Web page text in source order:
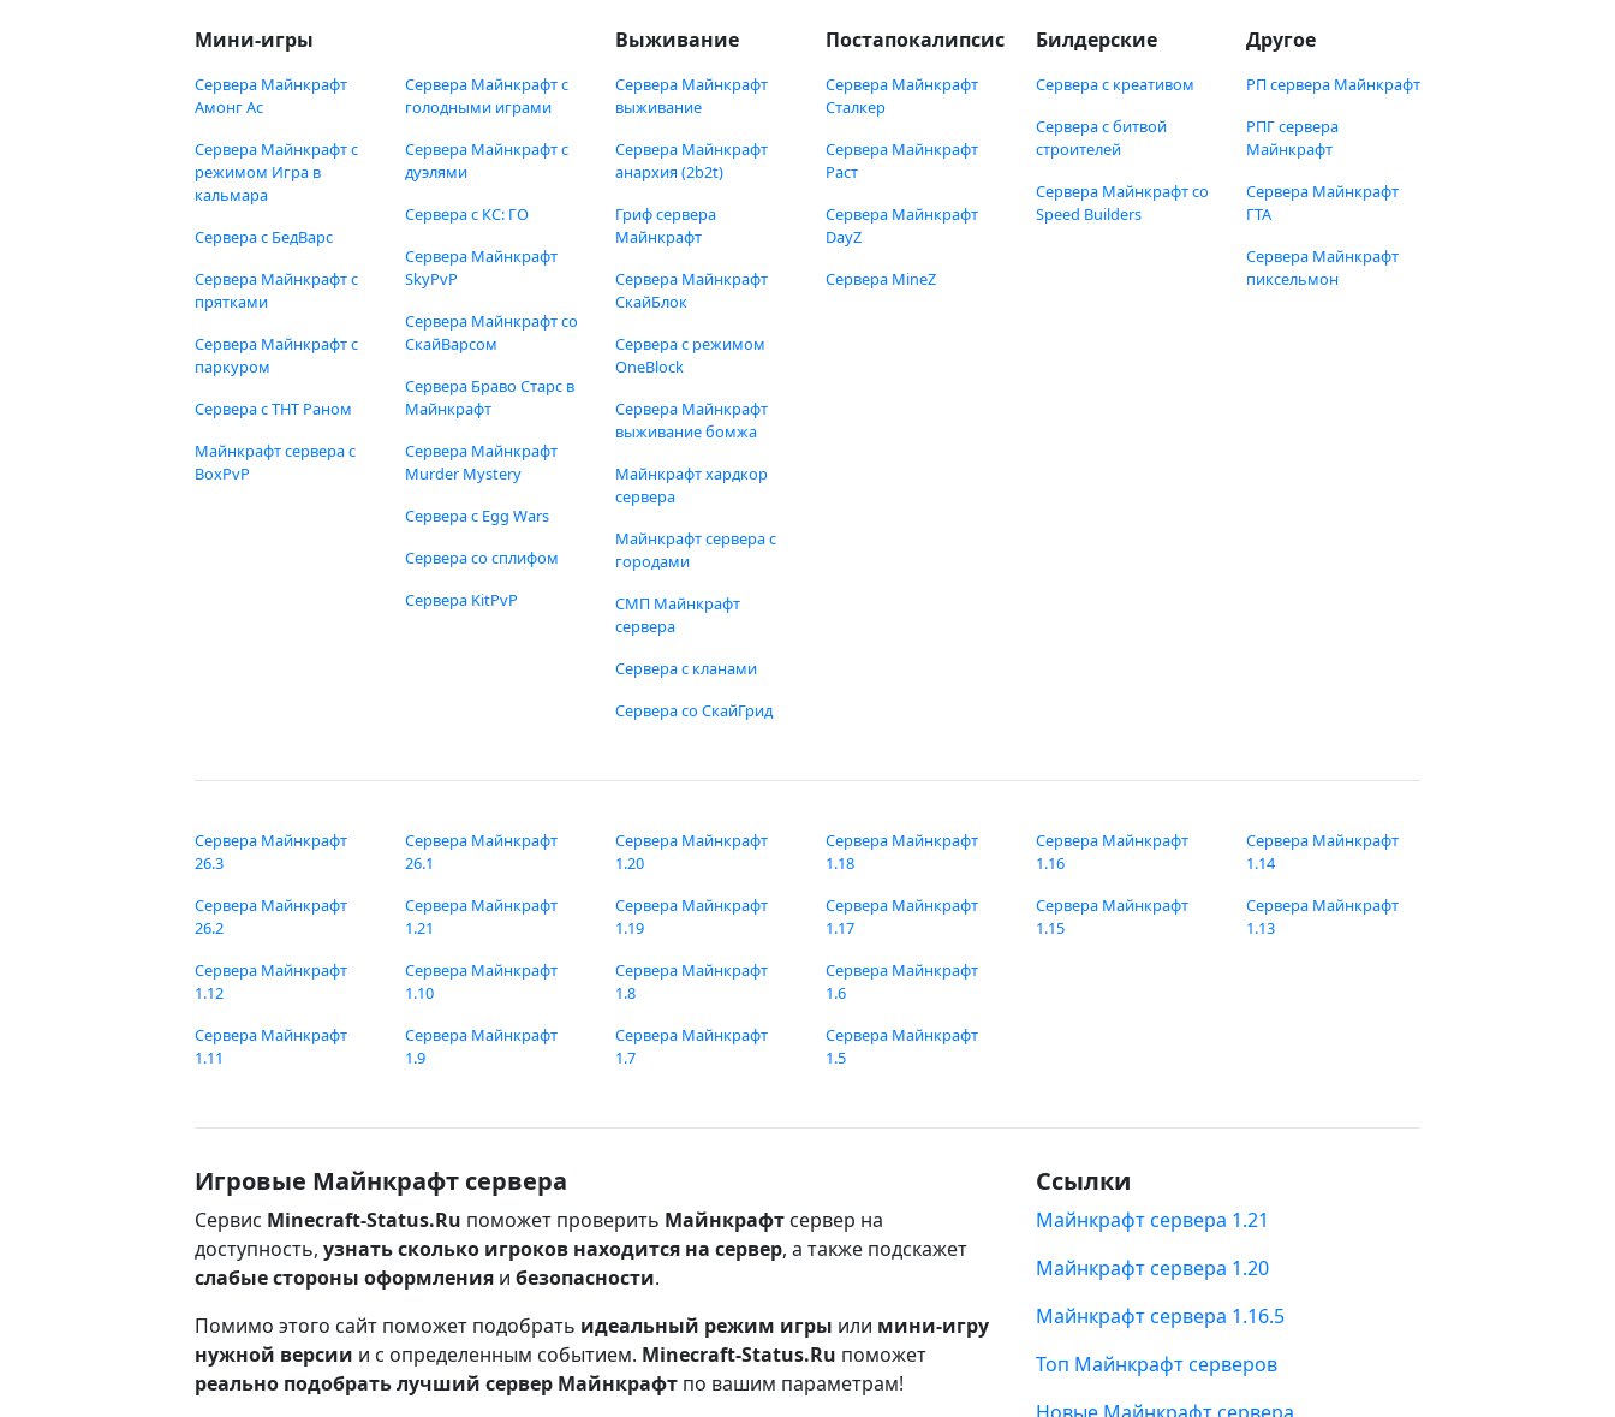
Мини-игры
Сервера Майнкрафт
Амонг Ас
Сервера Майнкрафт с
режимом Игра в
кальмара
Сервера с БедВарс
Сервера Майнкрафт с
прятками
Сервера Майнкрафт с
паркуром
Сервера с ТНТ Раном
Майнкрафт сервера с
BoxPvP
Сервера Майнкрафт с
голодными играми
Сервера Майнкрафт с
дуэлями
Сервера с КС: ГО
Сервера Майнкрафт
SkyPvP
Сервера Майнкрафт со
СкайВарсом
Сервера Браво Старс в
Майнкрафт
Сервера Майнкрафт
Murder Mystery
Сервера с Egg Wars
Сервера со сплифом
Сервера KitPvP
Выживание
Сервера Майнкрафт
выживание
Сервера Майнкрафт
анархия (2b2t)
Гриф сервера
Майнкрафт
Сервера Майнкрафт
СкайБлок
Сервера с режимом
OneBlock
Сервера Майнкрафт
выживание бомжа
Майнкрафт хардкор
сервера
Майнкрафт сервера с
городами
СМП Майнкрафт
сервера
Сервера с кланами
Сервера со СкайГрид
Постапокалипсис
Сервера Майнкрафт
Сталкер
Сервера Майнкрафт
Раст
Сервера Майнкрафт
DayZ
Сервера MineZ
Билдерские
Сервера с креативом
Сервера с битвой
строителей
Сервера Майнкрафт со
Speed Builders
Другое
РП сервера Майнкрафт
РПГ сервера
Майнкрафт
Сервера Майнкрафт
ГТА
Сервера Майнкрафт
пиксельмон
Сервера Майнкрафт
26.3
Сервера Майнкрафт
26.2
Сервера Майнкрафт
26.1
Сервера Майнкрафт
1.21
Сервера Майнкрафт
1.20
Сервера Майнкрафт
1.19
Сервера Майнкрафт
1.18
Сервера Майнкрафт
1.17
Сервера Майнкрафт
1.16
Сервера Майнкрафт
1.15
Сервера Майнкрафт
1.14
Сервера Майнкрафт
1.13
Сервера Майнкрафт
1.12
Сервера Майнкрафт
1.11
Сервера Майнкрафт
1.10
Сервера Майнкрафт
1.9
Сервера Майнкрафт
1.8
Сервера Майнкрафт
1.7
Сервера Майнкрафт
1.6
Сервера Майнкрафт
1.5
Игровые Майнкрафт сервера
Сервис Minecraft-Status.Ru поможет проверить Майнкрафт сервер на
доступность, узнать сколько игроков находится на сервер, а также подскажет
слабые стороны оформления и безопасности.
Помимо этого сайт поможет подобрать идеальный режим игры или мини-игру
нужной версии и с определенным событием. Minecraft-Status.Ru поможет
реально подобрать лучший сервер Майнкрафт по вашим параметрам!
Ссылки
Майнкрафт сервера 1.21
Майнкрафт сервера 1.20
Майнкрафт сервера 1.16.5
Топ Майнкрафт серверов